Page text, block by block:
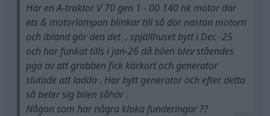
Har en A-traktor V 70 gen 1 - 00 140 hk motor där
ets & motorlampan blinkar till så dör nästan motorn
och ibland gör den det , spjällhuset bytt i Dec -25
och har funkat tills i jan-26 då bilen blev ståendes
pga av att grabben fick körkort och generator
slutade att ladda . Har bytt generator och efter detta
så beter sig bilen såhär .
Någon som har några kloka funderingar ??